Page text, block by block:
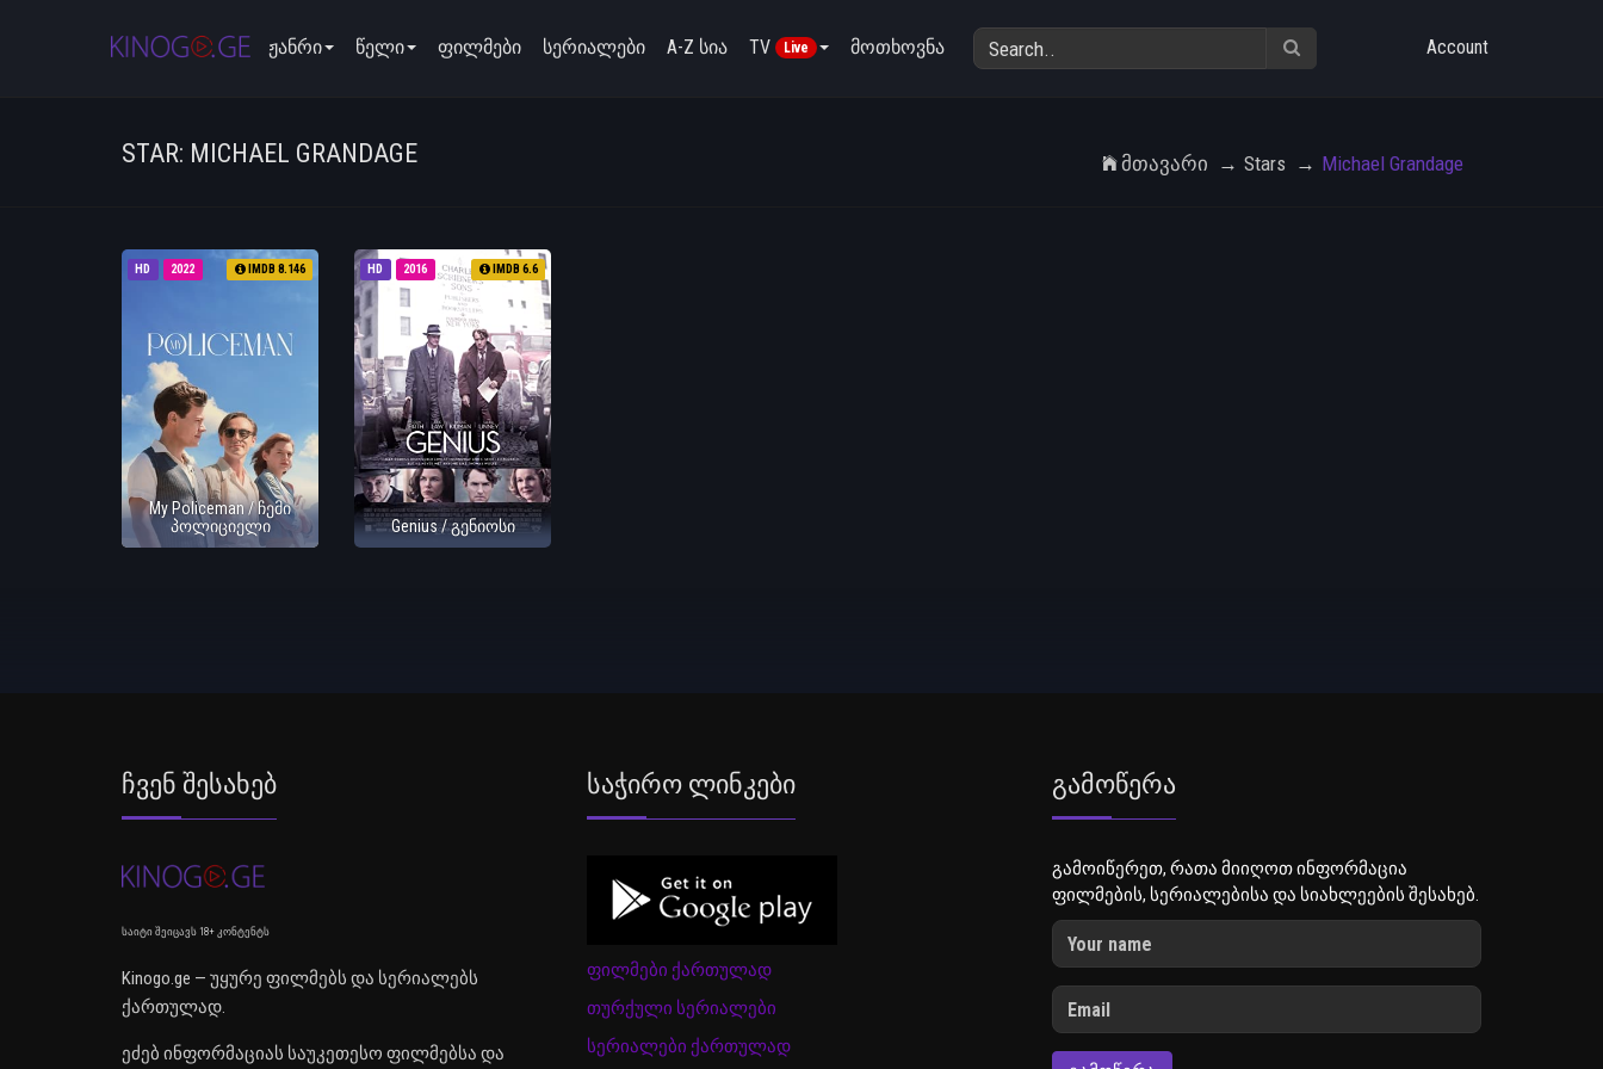
ჟანრი წელი ფილმები სერიალები A-Z სია TV Live მოთხოვნა Account
STAR: MICHAEL GRANDAGE Მთავარი Stars Michael Grandage
HD 2022 IMDB 8.146
My Policeman / ჩემი
პოლიციელი
HD 2016 IMDB 6.6
Genius / გენიოსი
Ჩვენ Შესახებ
საიტი შეიცავს 18+ კონტენტს
Kinogo.ge — უყურე ფილმებს და სერიალებს
ქართულად.
ეძებ ინფორმაციას საუკეთესო ფილმებსა და
Საჭირო Ლინკები
ფილმები ქართულად
თურქული სერიალები
სერიალები ქართულად
Გამოწერა
გამოიწერეთ, რათა მიიღოთ ინფორმაცია
ფილმების, სერიალებისა და სიახლეების შესახებ.